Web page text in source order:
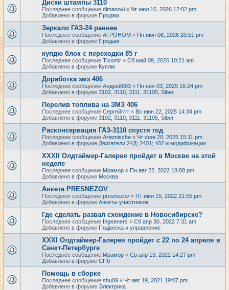
Диски штампы 3110
Последнее сообщение dimanovi « Чт июл 16, 2026 12:02 pm
Добавлено в форуме Продам
Зеркало ГАЗ-24 раннее
Последнее сообщение АГРОНОМ « Пн июн 08, 2026 20:51 pm
Добавлено в форуме Продам
купдю блок с переходки 85 г
Последнее сообщение Tixomir « Сб май 09, 2026 10:21 am
Добавлено в форуме Куплю
Доработка змз 406
Последнее сообщение Андрей003 « Пн ноя 03, 2025 16:24 pm
Добавлено в форуме 3102, 3110, 3111, 31105, Siber
Перелив топлива на ЗМЗ 406
Последнее сообщение Сергейrrrr « Вс июн 22, 2025 14:34 pm
Добавлено в форуме 3102, 3110, 3111, 31105, Siber
Расконсервация ГАЗ-3110 спустя год
Последнее сообщение Artemische « Чт фев 20, 2025 15:11 pm
Добавлено в форуме Двигатели 24Д; 2401; 402 и модификации
XXXII Олдтаймер-Галерея пройдет в Москве на этой
неделе
Последнее сообщение Мрамор « Пн авг 22, 2022 18:08 pm
Добавлено в форуме Москва
Анкета PRESNEZOV
Последнее сообщение presnezov « Пт июл 15, 2022 21:55 pm
Добавлено в форуме Анкеты участников
Где сделать развал схождение в Новосибирске?
Последнее сообщение Ingeeners « Сб апр 30, 2022 7:31 am
Добавлено в форуме Подвеска и управление
XXXI Олдтаймер-Галерея пройдет с 22 по 24 апреля в
Санкт-Петербурге
Последнее сообщение Мрамор « Ср апр 13, 2022 14:27 pm
Добавлено в форуме СПб
Помощь в сборке
Последнее сообщение shu09 « Чт авг 19, 2021 19:07 pm
Добавлено в форуме Электрика